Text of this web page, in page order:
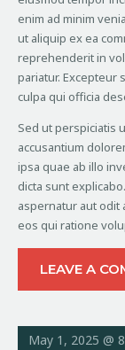
enim ad minim
ut aliquip ex ea
reprehenderit in
pariatur. Excepteur
culpa qui officia
Sed ut perspiciatis
accusantium
ipsa quae ab illo
dicta sunt
aspernatur aut odit
eos qui ratione
LEAVE A
May 1, 2025 @